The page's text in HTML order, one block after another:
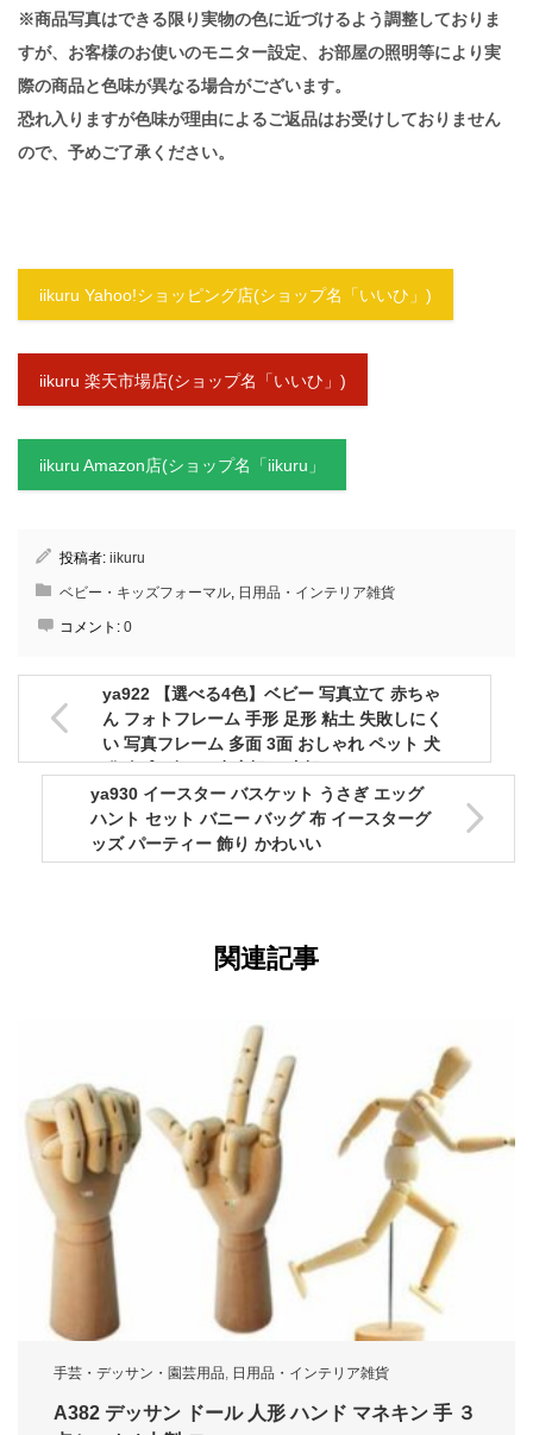
※商品写真はできる限り実物の色に近づけるよう調整しておりま
すが、お客様のお使いのモニター設定、お部屋の照明等により実
際の商品と色味が異なる場合がございます。
恐れ入りますが色味が理由によるご返品はお受けしておりません
ので、予めご了承ください。
iikuru Yahoo!ショッピング店(ショップ名「いいひ」)
iikuru 楽天市場店(ショップ名「いいひ」)
iikuru Amazon店(ショップ名「iikuru」
投稿者: iikuru
ベビー・キッズフォーマル, 日用品・インテリア雑貨
コメント: 0
ya922 【選べる4色】ベビー 写真立て 赤ちゃ
ん フォトフレーム 手形 足形 粘土 失敗しにく
い 写真フレーム 多面 3面 おしゃれ ペット 犬
猫 肉球 ギフト 出産祝い 内祝い
ya930 イースター バスケット うさぎ エッグ
ハント セット バニー バッグ 布 イースターグ
ッズ パーティー 飾り かわいい
関連記事
手芸・デッサン・園芸用品, 日用品・インテリア雑貨
A382 デッサン ドール 人形 ハンド マネキン 手 ３